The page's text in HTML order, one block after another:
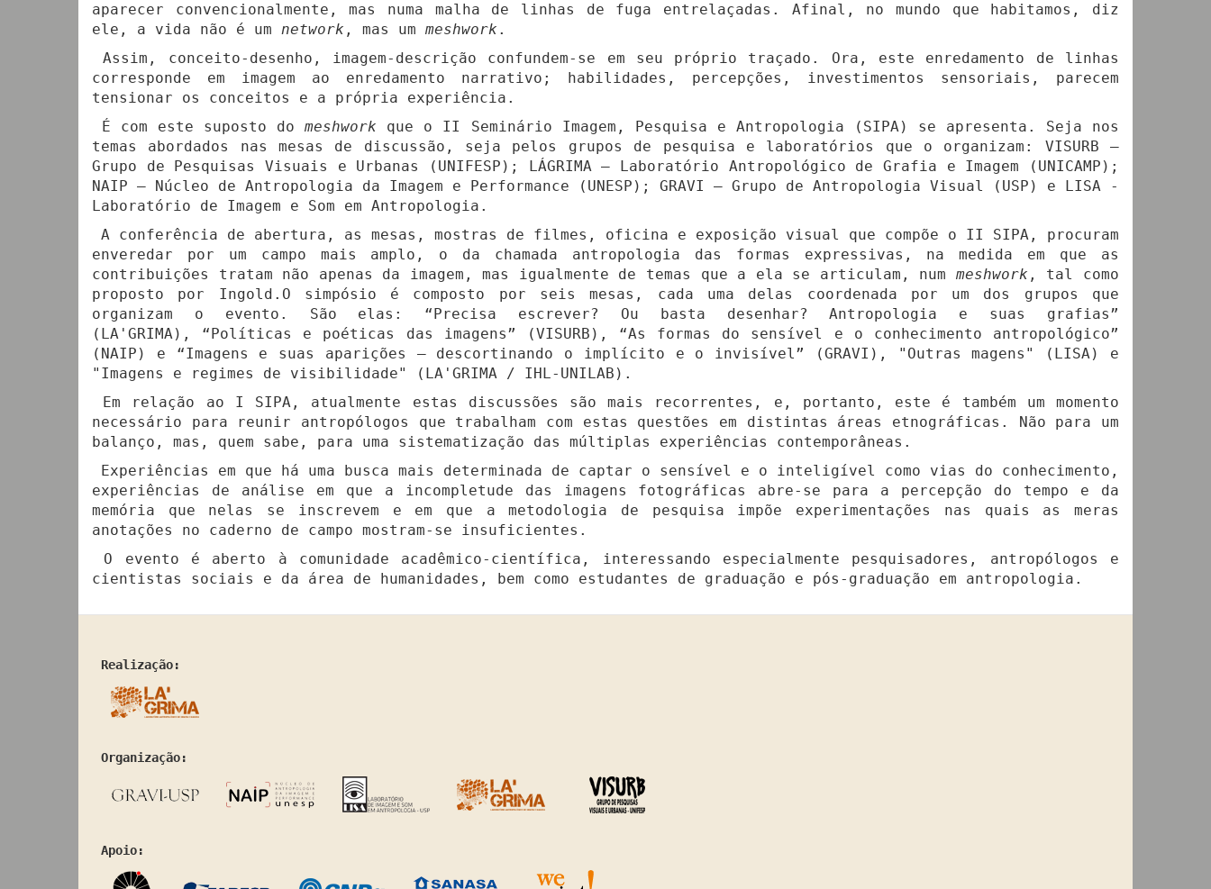
aparecer convencionalmente, mas numa malha de linhas de fuga entrelaçadas. Afinal, no mundo que habitamos, diz
ele, a vida não é um network , mas um meshwork .
Assim, conceito-desenho, imagem-descrição confundem-se em seu próprio traçado. Ora, este enredamento de linhas
corresponde em imagem ao enredamento narrativo; habilidades, percepções, investimentos sensoriais, parecem
tensionar os conceitos e a própria experiência.
É com este suposto domeshwork que o II Seminário Imagem, Pesquisa e Antropologia (SIPA) se apresenta. Seja nos
temas abordados nas mesas de discussão, seja pelos grupos de pesquisa e laboratórios que o organizam: VISURB –
Grupo de Pesquisas Visuais e Urbanas (UNIFESP); LÁGRIMA – Laboratório Antropológico de Grafia e Imagem (UNICAMP);
NAIP – Núcleo de Antropologia da Imagem e Performance (UNESP); GRAVI – Grupo de Antropologia Visual (USP) e LISA -
Laboratório de Imagem e Som em Antropologia.
A conferência de abertura, as mesas, mostras de filmes, oficina e exposição visual que compõe o II SIPA, procuram
enveredar por um campo mais amplo, o da chamada antropologia das formas expressivas, na medida em que as
contribuições tratam não apenas da imagem, mas igualmente de temas que a ela se articulam, num meshwork , tal como
proposto por Ingold.O simpósio é composto por seis mesas, cada uma delas coordenada por um dos grupos que
organizam o evento. São elas: “Precisa escrever? Ou basta desenhar? Antropologia e suas grafias”
(LA'GRIMA), “Políticas e poéticas das imagens” (VISURB), “As formas do sensível e o conhecimento antropológico”
(NAIP) e “Imagens e suas aparições – descortinando o implícito e o invisível” (GRAVI), "Outras magens" (LISA) e
"Imagens e regimes de visibilidade" (LA'GRIMA / IHL-UNILAB).
Em relação ao I SIPA, atualmente estas discussões são mais recorrentes, e, portanto, este é também um momento
necessário para reunir antropólogos que trabalham com estas questões em distintas áreas etnográficas. Não para um
balanço, mas, quem sabe, para uma sistematização das múltiplas experiências contemporâneas.
Experiências em que há uma busca mais determinada de captar o sensível e o inteligível como vias do conhecimento,
experiências de análise em que a incompletude das imagens fotográficas abre-se para a percepção do tempo e da
memória que nelas se inscrevem e em que a metodologia de pesquisa impõe experimentações nas quais as meras
anotações no caderno de campo mostram-se insuficientes.
O evento é aberto à comunidade acadêmico-científica, interessando especialmente pesquisadores, antropólogos e
cientistas sociais e da área de humanidades, bem como estudantes de graduação e pós-graduação em antropologia.
Realização:
Organização:
Apoio: